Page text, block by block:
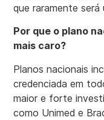
que raramente será
Por que o plano
mais caro?
Planos nacionais
credenciada em
maior e forte
como Unimed e